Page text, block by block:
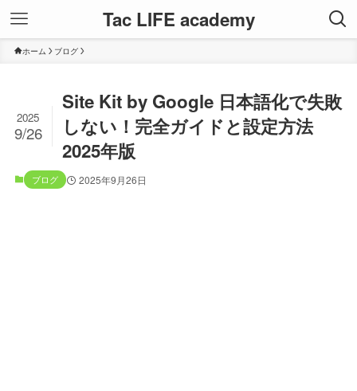
Tac LIFE academy
ホーム ブログ
Site Kit by Google 日本語化で失敗
しない！完全ガイドと設定方法
2025年版
2025
9/26
ブログ 2025年9月26日